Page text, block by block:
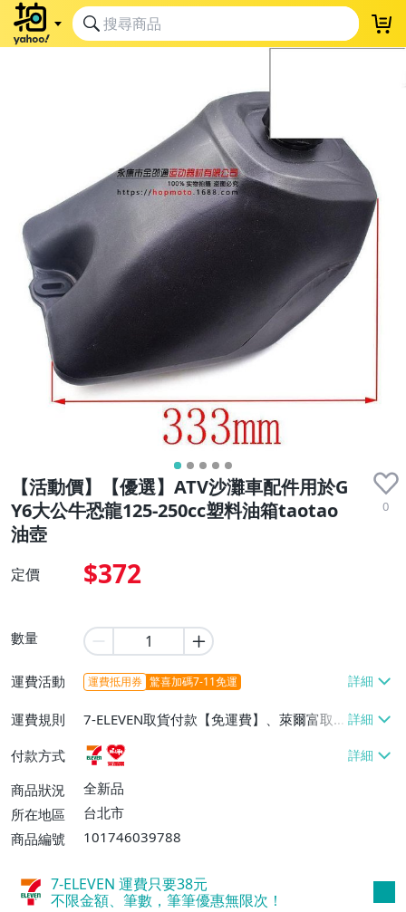
【活動價】【優選】ATV沙灘車配件用於G
Y6大公牛恐龍125-250cc塑料油箱taotao
油壺
0
定價 $372
數量
運費活動 運費抵用券 驚喜加碼7-11免運
運費規則
7-ELEVEN取貨付款【免運費】、萊爾富取
貨付款【免運費】
付款方式
商品狀況
全新品
所在地區
台北市
商品編號
101746039788
7-ELEVEN 運費只要38元
不限金額、筆數，筆筆優惠無限次！